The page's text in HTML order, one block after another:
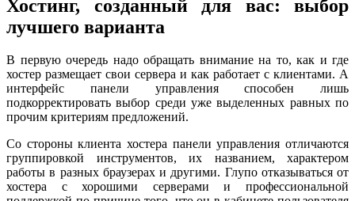
Хостинг, созданный для вас: выбор
лучшего варианта
В первую очередь надо обращать внимание на то, как и где
хостер размещает свои сервера и как работает с клиентами. А
интерфейс панели управления способен лишь
подкорректировать выбор среди уже выделенных равных по
прочим критериям предложений.
Со стороны клиента хостера панели управления отличаются
группировкой инструментов, их названием, характером
работы в разных браузерах и другими. Глупо отказываться от
хостера с хорошими серверами и профессиональной